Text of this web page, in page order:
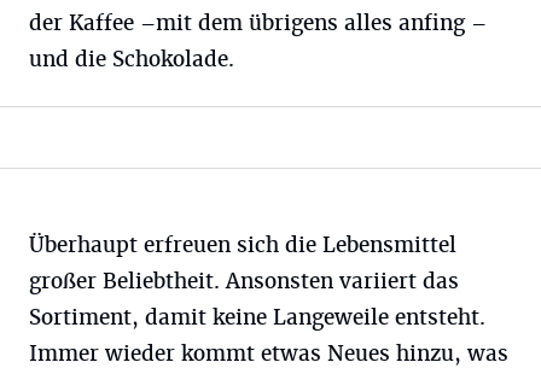
der Kaffee –mit dem übrigens alles anfing –
und die Schokolade.
Überhaupt erfreuen sich die Lebensmittel
großer Beliebtheit. Ansonsten variiert das
Sortiment, damit keine Langeweile entsteht.
Immer wieder kommt etwas Neues hinzu, was